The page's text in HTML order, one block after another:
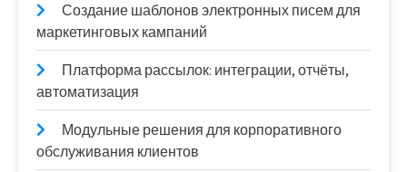
Создание шаблонов электронных писем для
маркетинговых кампаний
Платформа рассылок: интеграции, отчёты,
автоматизация
Модульные решения для корпоративного
обслуживания клиентов